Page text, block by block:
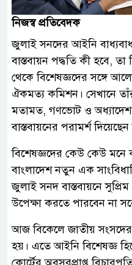
নিজস্ব প্রতিবেদক
জুলাই সনদের আইনি
বাস্তবায়ন পদ্ধতি কী হবে,
থেকে বিশেষজ্ঞদের সঙ্গে
ঐকমত্য কমিশন। সেখানে
মতামত, গণভোট ও
বাস্তবায়নের পরামর্শ
বিশেষজ্ঞদের কেউ কেউ
বাংলাদেশ নতুন এক
জুলাই সনদ বাস্তবায়নে
উপেক্ষা করতে পারবেন না
আজ বিকেলে জাতীয়
হয়। এতে আইনি বিশেষজ্ঞ